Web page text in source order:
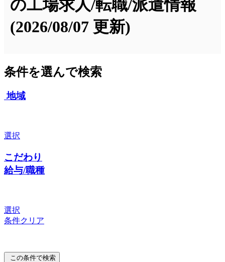
の工場求人/転職/派遣情報
(2026/08/07 更新)
条件を選んで検索
地域
選択
こだわり
給与/職種
選択
条件クリア
この条件で検索